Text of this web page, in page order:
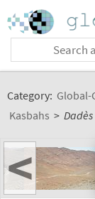
Category: Global-
Kasbahs > Dadès
<